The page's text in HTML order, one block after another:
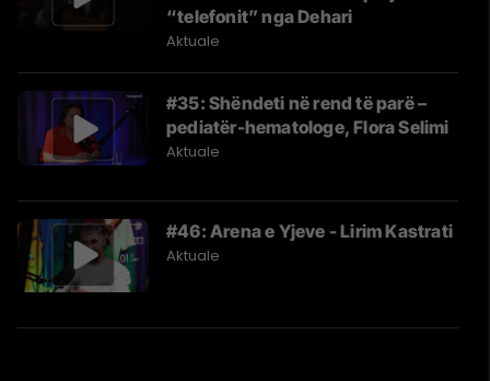
“telefonit” nga Dehari
Aktuale
#35: Shëndeti në rend të parë –
pediatër-hematologe, Flora Selimi
Aktuale
#46: Arena e Yjeve - Lirim Kastrati
Aktuale